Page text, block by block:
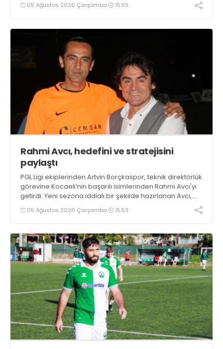
05 Ağustos 2026 Çarşamba 15:59
Rahmi Avcı, hedefini ve stratejisini
paylaştı
PGL Ligi ekiplerinden Artvin Borçkaspor, teknik direktörlük
görevine Kocaeli’nin başarılı isimlerinden Rahmi Avcı'yı
getirdi. Yeni sezona iddialı bir şekilde hazırlanan Avcı,
duygularını aktardı.
05 Ağustos 2026 Çarşamba 15:53